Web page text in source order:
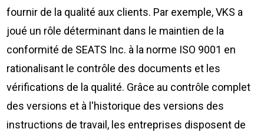
fournir de la qualité aux clients. Par exemple, VKS a
joué un rôle déterminant dans le maintien de la
conformité de SEATS Inc. à la norme ISO 9001 en
rationalisant le contrôle des documents et les
vérifications de la qualité. Grâce au contrôle complet
des versions et à l'historique des versions des
instructions de travail, les entreprises disposent de